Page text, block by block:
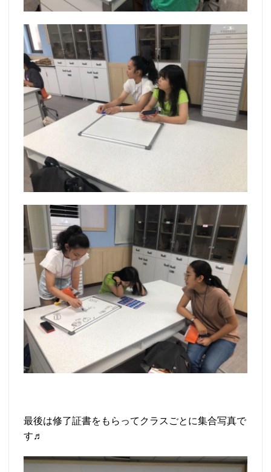
最後は修了証書をもらってクラスごとに集合写真で
す♬